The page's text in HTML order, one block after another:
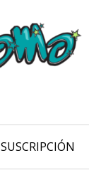
SUSCRIPCIÓN